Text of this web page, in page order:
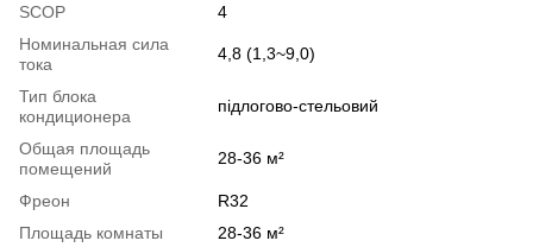
SCOP
4
Номинальная сила
тока
4,8 (1,3~9,0)
Тип блока
кондиционера
підлогово-стельовий
Общая площадь
помещений
28-36 м²
Фреон
R32
Площадь комнаты
28-36 м²